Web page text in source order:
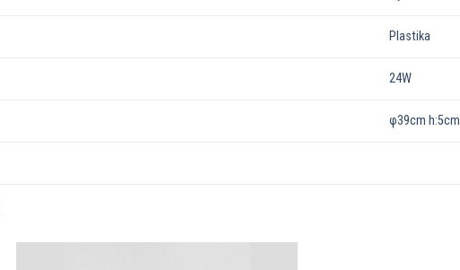
Plastika
24W
φ39cm h:5cm